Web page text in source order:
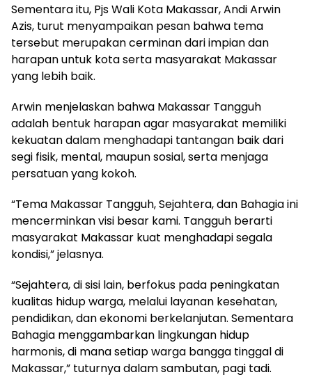
Sementara itu, Pjs Wali Kota Makassar, Andi Arwin
Azis, turut menyampaikan pesan bahwa tema
tersebut merupakan cerminan dari impian dan
harapan untuk kota serta masyarakat Makassar
yang lebih baik.
Arwin menjelaskan bahwa Makassar Tangguh
adalah bentuk harapan agar masyarakat memiliki
kekuatan dalam menghadapi tantangan baik dari
segi fisik, mental, maupun sosial, serta menjaga
persatuan yang kokoh.
“Tema Makassar Tangguh, Sejahtera, dan Bahagia ini
mencerminkan visi besar kami. Tangguh berarti
masyarakat Makassar kuat menghadapi segala
kondisi,” jelasnya.
“Sejahtera, di sisi lain, berfokus pada peningkatan
kualitas hidup warga, melalui layanan kesehatan,
pendidikan, dan ekonomi berkelanjutan. Sementara
Bahagia menggambarkan lingkungan hidup
harmonis, di mana setiap warga bangga tinggal di
Makassar,” tuturnya dalam sambutan, pagi tadi.